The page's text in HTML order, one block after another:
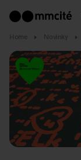
Home Novinky